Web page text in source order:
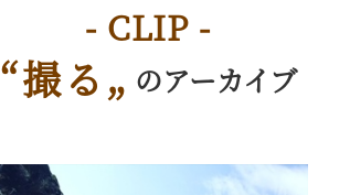
CLIP
“撮る„ のアーカイブ